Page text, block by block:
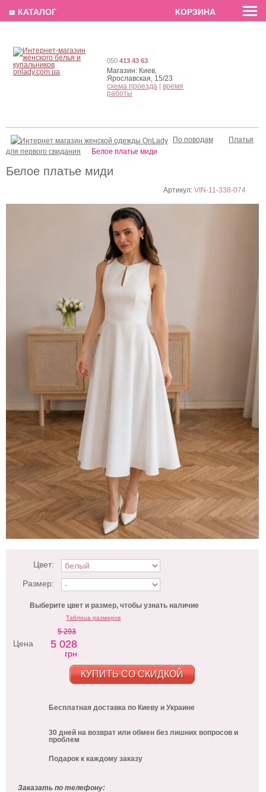
EN РУС
Белое платье миди
Артикул:VIN-11-338-074
Цвет:
Размер:
Выберите цвет и размер, чтобы узнать наличие
Таблица размеров
Цена
5 293
5 028
грн
КУПИТЬ СО СКИДКОЙ
Бесплатная доставка по Киеву и Украине
30 дней на возврат или обмен без лишних вопросов и
проблем
Подарок к каждому заказу
Заказать по телефону:
По поводам
Платья
для первого свидания
Белое платье миди
050 413 43 63
Магазин: Киев,
Ярославская, 15/23
схема проезда
время
работы
≣ КАТАЛОГ КОРЗИНА